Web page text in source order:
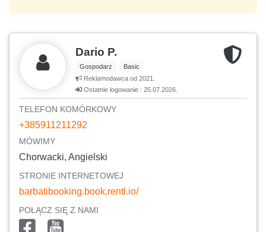
Dario P.
Gospodarz
Basic
Reklamodawca od 2021.
Ostatnie logowanie : 25.07.2026.
TELEFON KOMÓRKOWY
+385911211292
MÓWIMY
Chorwacki, Angielski
STRONIE INTERNETOWEJ
barbatibooking.book.rentl.io/
POŁĄCZ SIĘ Z NAMI